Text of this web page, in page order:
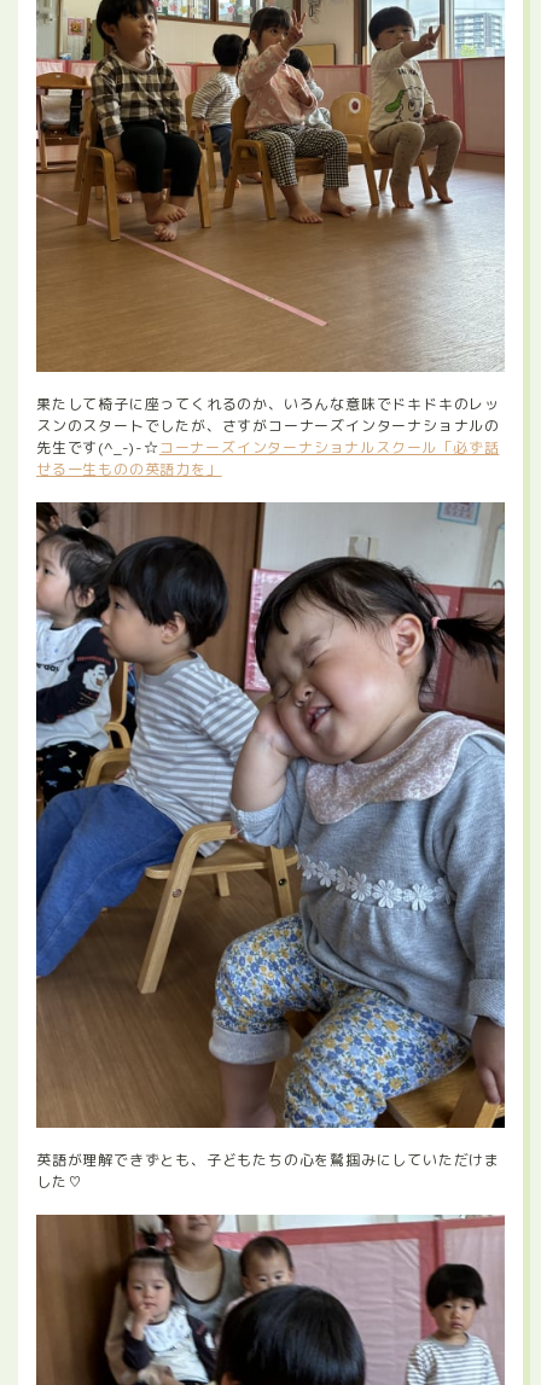
果たして椅子に座ってくれるのか、いろんな意味でドキドキのレッ
スンのスタートでしたが、さすがコーナーズインターナショナルの
先生です(^_-)-☆コーナーズインターナショナルスクール「必ず話
せる一生ものの英語力を」
英語が理解できずとも、子どもたちの心を鷲掴みにしていただけま
した♡